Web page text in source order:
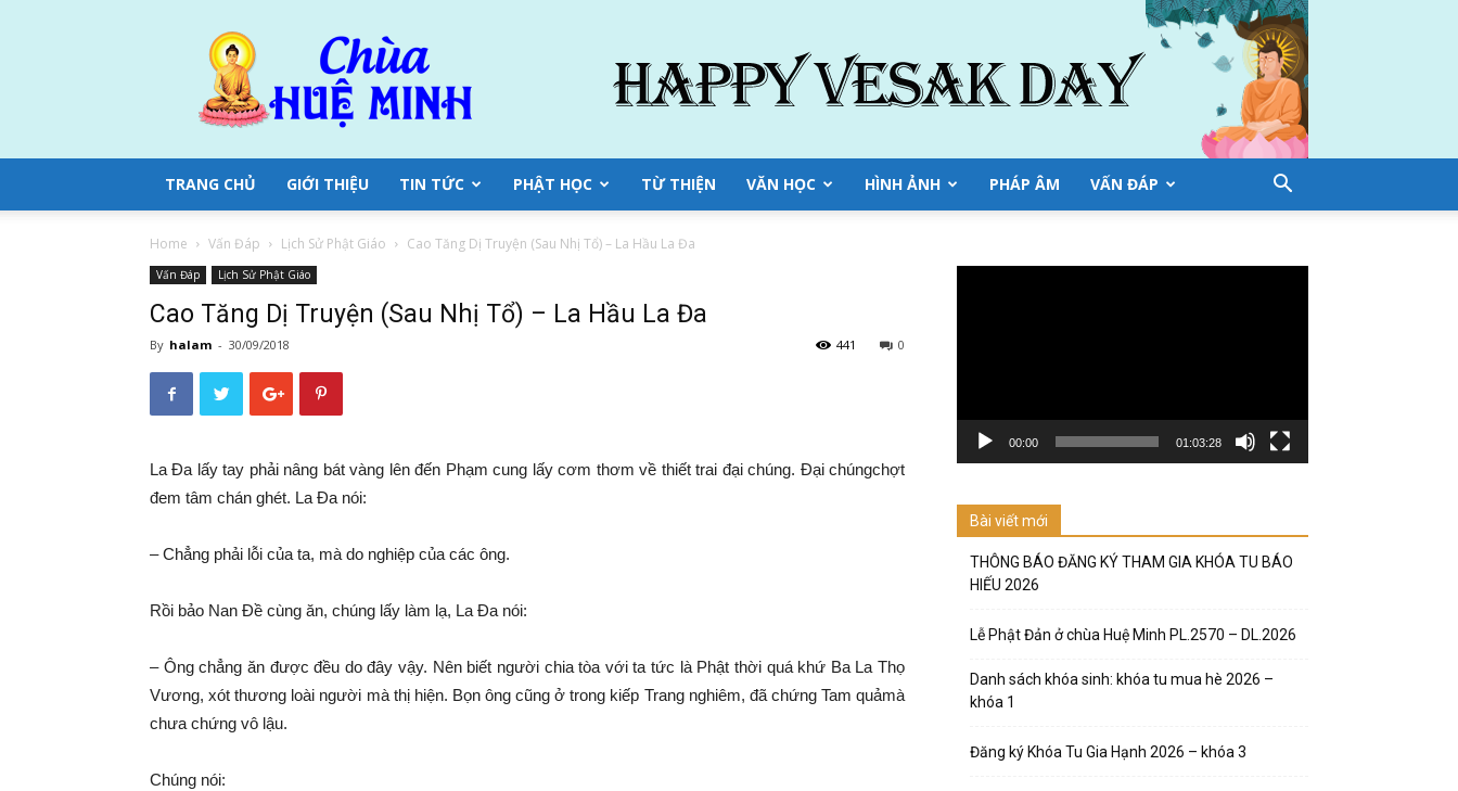
Chùa
Huệ
Minh
TRANG CHỦ GIỚI THIỆU TIN TỨC PHẬT HỌC TỪ THIỆN VĂN HỌC HÌNH ẢNH PHÁP ÂM VẤN ĐÁP
Home Vấn Đáp Lịch Sử Phật Giáo Cao Tăng Dị Truyện (Sau Nhị Tổ) – La Hầu La Đa
Vấn Đáp Lịch Sử Phật Giáo
Cao Tăng Dị Truyện (Sau Nhị Tổ) – La Hầu La Đa
By halam - 30/09/2018 0
441
La Đa lấy tay phải nâng bát vàng lên đến Phạm cung lấy cơm thơm về thiết trai đại chúng. Đại chúngchợt
đem tâm chán ghét. La Đa nói:
– Chẳng phải lỗi của ta, mà do nghiệp của các ông.
Rồi bảo Nan Đề cùng ăn, chúng lấy làm lạ, La Đa nói:
– Ông chẳng ăn được đều do đây vậy. Nên biết người chia tòa với ta tức là Phật thời quá khứ Ba La Thọ
Vương,xót thương loài người mà thị hiện. Bọn ông cũng ở trong kiếp Trang nghiêm, đã chứng Tam quảmà
chưa chứng vô lậu.
Chúng nói:
00:00 01:03:28
Bài viết mới
THÔNG BÁO ĐĂNG KÝ THAM GIA KHÓA TU BÁO
HIẾU 2026
Lễ Phật Đản ở chùa Huệ Minh PL.2570 – DL.2026
Danh sách khóa sinh: khóa tu mua hè 2026 –
khóa 1
Đăng ký Khóa Tu Gia Hạnh 2026 – khóa 3